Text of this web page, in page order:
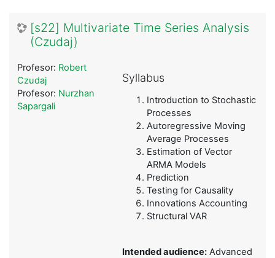
[s22] Multivariate Time Series Analysis
(Czudaj)
Syllabus
Introduction to Stochastic
Processes
Autoregressive Moving
Average Processes
Estimation of Vector
ARMA Models
Prediction
Testing for Causality
Innovations Accounting
Structural VAR
Intended audience:Advanced
Profesor: Robert
Czudaj
Profesor: Nurzhan
Sapargali